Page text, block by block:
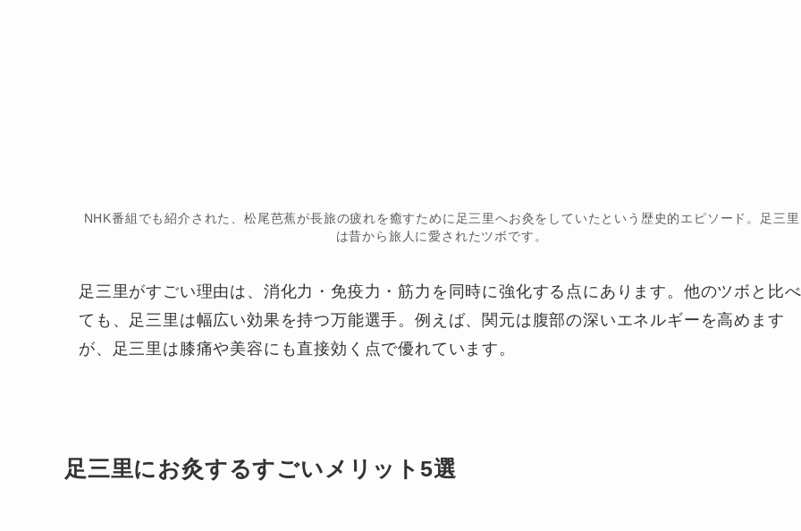
NHK番組でも紹介された、松尾芭蕉が長旅の疲れを癒すために足三里へお灸をしていたという歴史的エピソード。足三里
は昔から旅人に愛されたツボです。
足三里がすごい理由は、消化力・免疫力・筋力を同時に強化する点にあります。他のツボと比べ
ても、足三里は幅広い効果を持つ万能選手。例えば、関元は腹部の深いエネルギーを高めます
が、足三里は膝痛や美容にも直接効く点で優れています。
足三里にお灸するすごいメリット5選